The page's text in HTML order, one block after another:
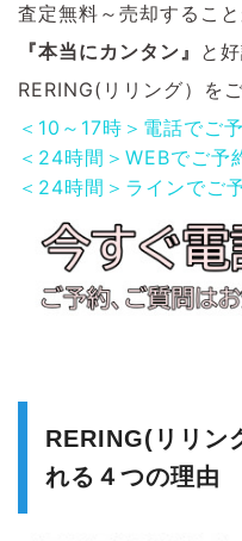
査定無料～売却するこ
『本当にカンタン』 と
RERING(リリング）を
＜10～17時＞電話でご
＜24時間＞WEBでご予
＜24時間＞ラインでご
RERING(リリン
れる４つの理由